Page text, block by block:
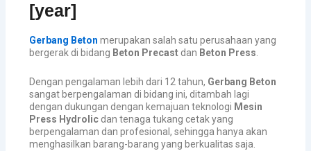
[year]
Gerbang Beton merupakan salah satu perusahaan yang
bergerak di bidang Beton Precast dan Beton Press
Dengan pengalaman lebih dari 12 tahun, Gerbang Beton
sangat berpengalaman di bidang ini, ditambah lagi
dengan dukungan dengan kemajuan teknologi Mesin
Press Hydrolic dan tenaga tukang cetak yang
berpengalaman dan profesional, sehingga hanya akan
menghasilkan barang-barang yang berkualitas saja.